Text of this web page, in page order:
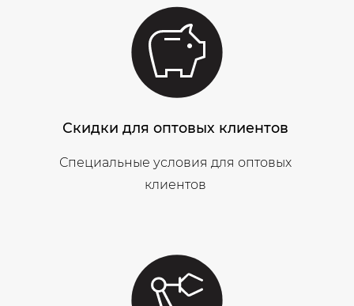
Скидки для оптовых клиентов
Специальные условия для оптовых
клиентов